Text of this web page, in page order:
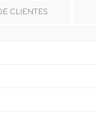
CLIENTES